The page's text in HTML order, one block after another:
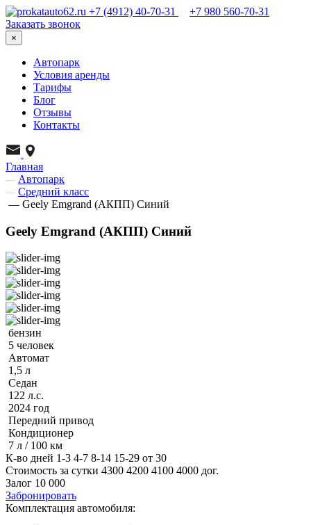
+7 (4912) 40-70-31
+7 980 560-70-31
Заказать звонок
×
Автопарк
Условия аренды
Тарифы
Блог
Отзывы
Контакты
Главная
— Автопарк
— Средний класс
— Geely Emgrand (АКПП) Синий
Geely Emgrand (АКПП) Синий
бензин
5 человек
Автомат
1,5 л
Седан
122 л.с.
2024 год
Передний привод
Кондиционер
7 л / 100 км
К-во дней 1-3 4-7 8-14 15-29 от 30
Стоимость за сутки 4300 4200 4100 4000 дог.
Залог 10 000
Забронировать
Комплектация автомобиля: